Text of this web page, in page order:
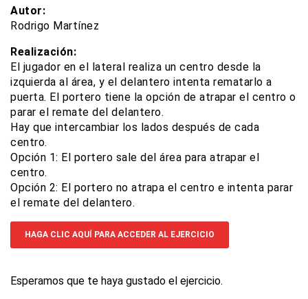
Autor:
Rodrigo Martínez
Realización:
El jugador en el lateral realiza un centro desde la
izquierda al área, y el delantero intenta rematarlo a
puerta. El portero tiene la opción de atrapar el centro o
parar el remate del delantero.
Hay que intercambiar los lados después de cada
centro.
Opción 1: El portero sale del área para atrapar el
centro.
Opción 2: El portero no atrapa el centro e intenta parar
el remate del delantero.
HAGA CLIC AQUÍ PARA ACCEDER AL EJERCICIO
Esperamos que te haya gustado el ejercicio.